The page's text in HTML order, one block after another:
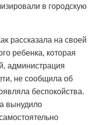
в городскую
рассказала на своей
ребенка, которая
администрация
не сообщила об
беспокойства.
вынудило